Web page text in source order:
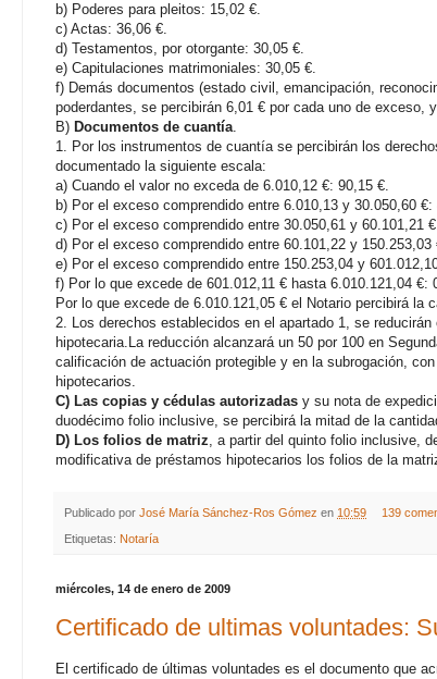
b) Poderes para pleitos: 15,02 €.
c) Actas: 36,06 €.
d) Testamentos, por otorgante: 30,05 €.
e) Capitulaciones matrimoniales: 30,05 €.
f) Demás documentos (estado civil, emancipación,
poderdantes, se percibirán 6,01 € por cada uno de exceso,
B) Documentos de cuantía.
1. Por los instrumentos de cuantía se percibirán los
documentado la siguiente escala:
a) Cuando el valor no exceda de 6.010,12 €: 90,15 €.
b) Por el exceso comprendido entre 6.010,13 y 30.050,60
c) Por el exceso comprendido entre 30.050,61 y 60.101,21
d) Por el exceso comprendido entre 60.101,22 y 150.253,03
e) Por el exceso comprendido entre 150.253,04 y
f) Por lo que excede de 601.012,11 € hasta 6.010.121,04 €:
Por lo que excede de 6.010.121,05 € el Notario percibirá la
2. Los derechos establecidos en el apartado 1, se
hipotecaria.La reducción alcanzará un 50 por 100 en
calificación de actuación protegible y en la subrogación,
hipotecarios.
C) Las copias y cédulas autorizadas y su nota de
duodécimo folio inclusive, se percibirá la mitad de la
D) Los folios de matriz, a partir del quinto folio inclusive,
modificativa de préstamos hipotecarios los folios de la
Publicado por José María Sánchez-Ros Gómez en 10:59 139
Etiquetas: Notaría
miércoles, 14 de enero de 2009
Certificado de ultimas voluntades:
El certificado de últimas voluntades es el documento que